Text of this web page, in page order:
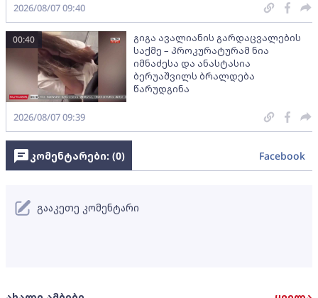
2026/08/07 09:40
გიგა ავალიანის გარდაცვალების
საქმე – პროკურატურამ ნია
იმნაძესა და ანასტასია
ბერუაშვილს ბრალდება
წარუდგინა
00:40
2026/08/07 09:39
კომენტარები: (0) Facebook
გააკეთე კომენტარი